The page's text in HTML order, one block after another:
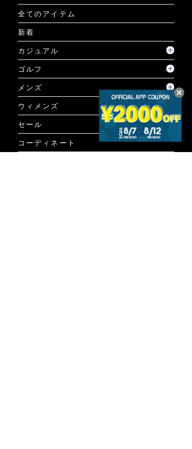
全てのアイテム
新着
カジュアル
ゴルフ
メンズ
ウィメンズ
セール
コーディネート